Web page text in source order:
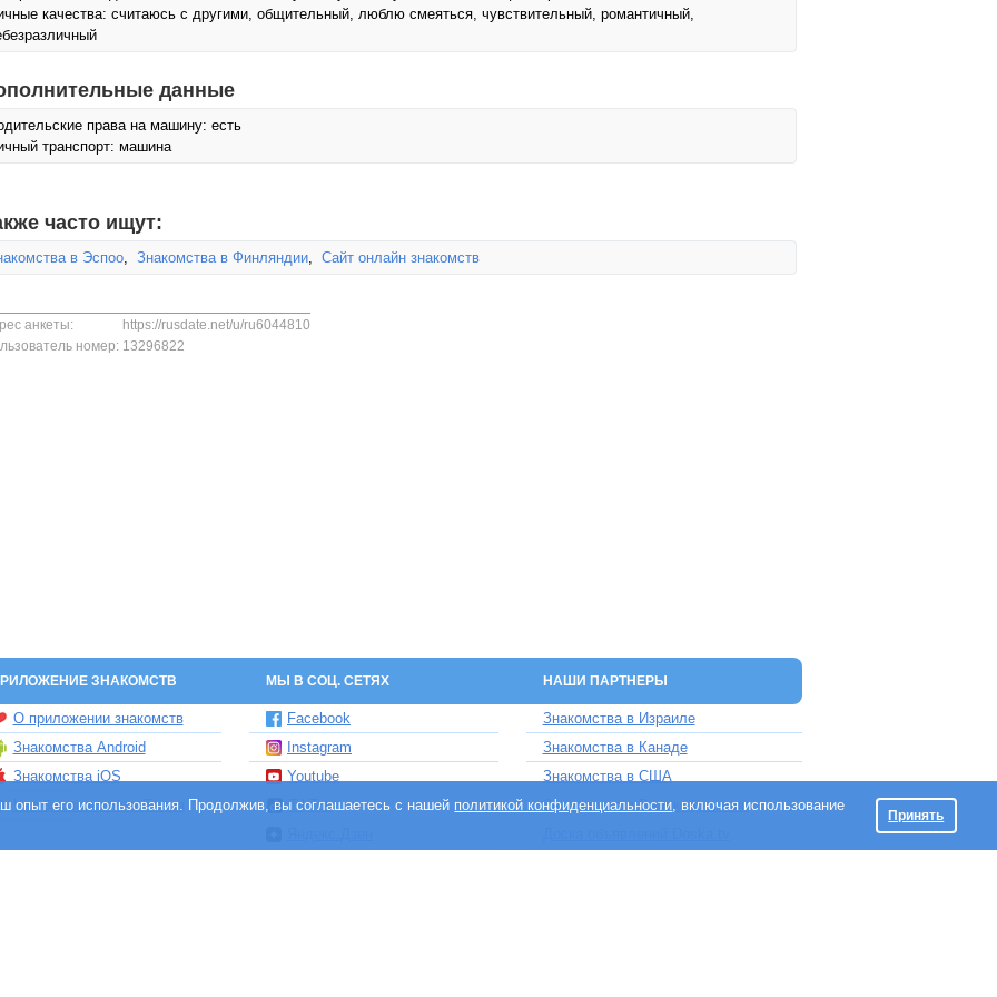
качества: считаюсь с другими, общительный, люблю смеяться, чувствительный, романтичный,
данные
права на машину: есть
транспорт: машина
часто ищут:
в Эспоо, Знакомства в Финляндии, Сайт онлайн знакомств
анкеты:
https://rusdate.net/u/ru6044810
номер: 13296822
ЗНАКОМСТВ МЫ В СОЦ. СЕТЯХ НАШИ ПАРТНЕРЫ
О приложении знакомств
Знакомства Android
Знакомства iOS
Чат бот знакомств Елена
Facebook
Instagram
Youtube
TikTok
Знакомства в Израиле
Знакомства в Канаде
Знакомства в США
Знакомства в Великобритании
опыт его использования. Продолжив, вы соглашаетесь с нашей политикой конфиденциальности, включая использование
Принять